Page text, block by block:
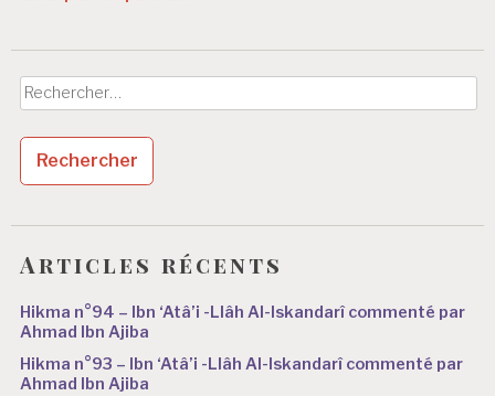
Rechercher :
Articles récents
Hikma n°94 – Ibn ‘Atâ’i -Llâh Al-Iskandarî commenté par
Ahmad Ibn Ajiba
Hikma n°93 – Ibn ‘Atâ’i -Llâh Al-Iskandarî commenté par
Ahmad Ibn Ajiba